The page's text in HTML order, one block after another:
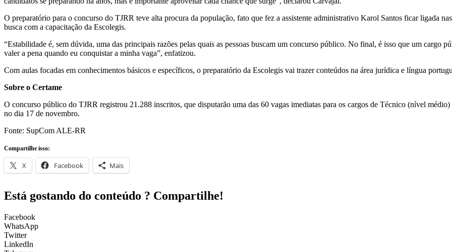
O preparatório para o concurso do TJRR teve alta procura da população, fato que fez a assistente administrativo Karol Santos ficar ligada
busca com a capacitação da Escolegis.
“Estabilidade é, sem dúvida, uma das principais razões pelas quais as pessoas buscam um concurso público. No final, é isso que um cargo
valer a pena quando eu conquistar a minha vaga”, enfatizou.
Com aulas focadas em conhecimentos básicos e específicos, o preparatório da Escolegis vai trazer conteúdos na área jurídica e língua
Sobre o Certame
O concurso público do TJRR registrou 21.288 inscritos, que disputarão uma das 60 vagas imediatas para os cargos de Técnico (nível
no dia 17 de novembro.
Fonte: SupCom ALE-RR
Compartilhe isso:
X Facebook Mais
Está gostando do conteúdo ? Compartilhe!
Facebook
WhatsApp
Twitter
LinkedIn